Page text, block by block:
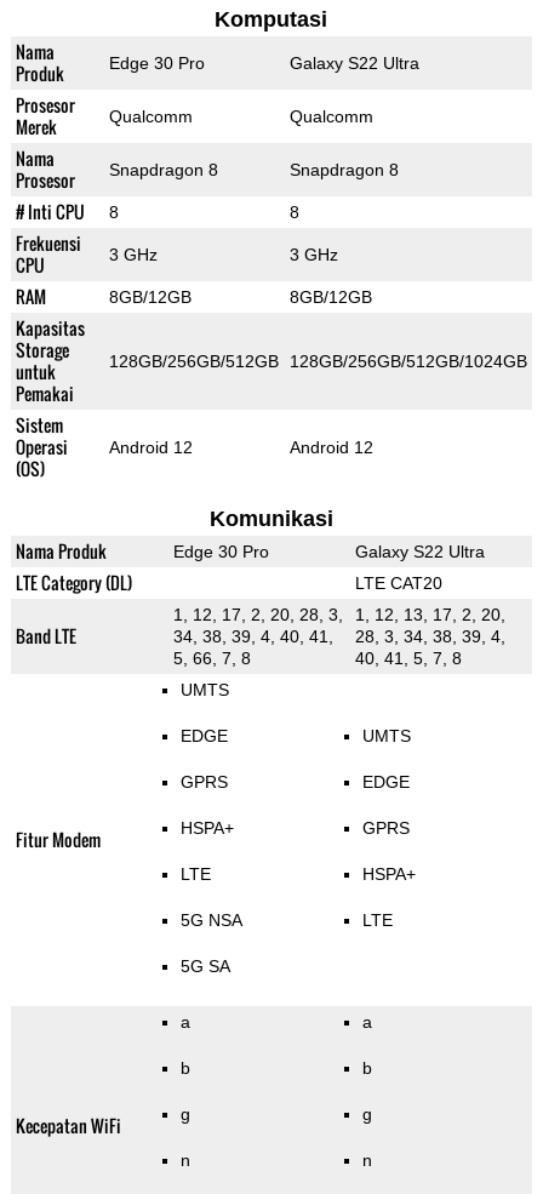
Komputasi
Nama
Produk
Edge 30 Pro Galaxy S22 Ultra
Prosesor
Merek
Qualcomm Qualcomm
Nama
Prosesor
Snapdragon 8 Snapdragon 8
# Inti CPU 8 8
Frekuensi
CPU
3 GHz 3 GHz
RAM 8GB/12GB 8GB/12GB
Kapasitas
Storage
untuk
Pemakai
128GB/256GB/512GB 128GB/256GB/512GB/1024GB
Sistem
Operasi
(OS)
Android 12 Android 12
Komunikasi
Nama Produk Edge 30 Pro Galaxy S22 Ultra
LTE Category (DL) LTE CAT20
Band LTE
1, 12, 17, 2, 20, 28, 3,
34, 38, 39, 4, 40, 41,
5, 66, 7, 8
1, 12, 13, 17, 2, 20,
28, 3, 34, 38, 39, 4,
40, 41, 5, 7, 8
Fitur Modem
UMTS
EDGE
GPRS
HSPA+
LTE
5G NSA
5G SA
UMTS
EDGE
GPRS
HSPA+
LTE
Kecepatan WiFi
a
b
g
n
a
b
g
n